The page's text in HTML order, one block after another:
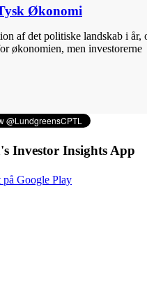
Økonomi
af det politiske landskab i år,
økonomien, men investorerne
Investor Insights App
på Google Play